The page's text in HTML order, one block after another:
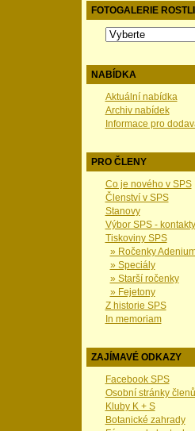
FOTOGALERIE
NABÍDKA
Aktuální nabídka
Archiv nabídek
Informace pro
PRO ČLENY
Co je nového v SPS
Členství v SPS
Stanovy
Výbor SPS - kontakty
Tiskoviny SPS
» Ročenky
» Speciály
» Starší ročenky
» Fejetony
Z historie SPS
In memoriam
ZAJÍMAVÉ ODKAZY
Facebook SPS
Osobní stránky členů
Kluby K + S
Botanické zahrady